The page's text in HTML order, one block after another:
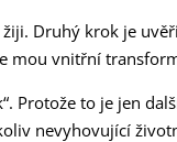
Druhý krok je
mou vnitřní
Protože to je jen
nevyhovující